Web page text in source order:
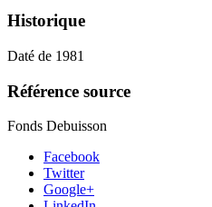
Historique
Daté de 1981
Référence source
Fonds Debuisson
Facebook
Twitter
Google+